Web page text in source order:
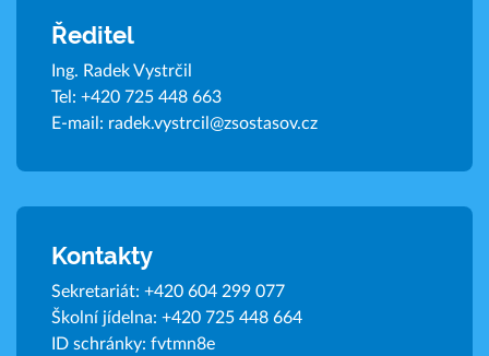
Ředitel
Ing. Radek Vystrčil
Tel: +420 725 448 663
E-mail: radek.vystrcil@zsostasov.cz
Kontakty
Sekretariát: +420 604 299 077
Školní jídelna: +420 725 448 664
ID schránky: fvtmn8e